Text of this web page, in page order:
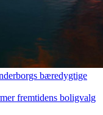
bæredygtige
fremtidens boligvalg